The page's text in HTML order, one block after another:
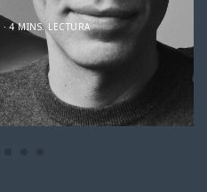
4 MINS. LECTURA